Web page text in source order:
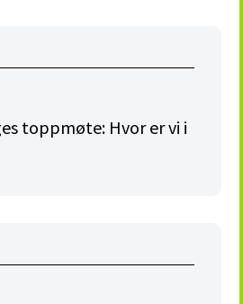
toppmøte: Hvor er vi i